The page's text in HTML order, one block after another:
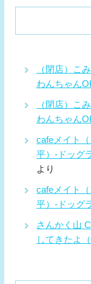
（閉店）こ
わんちゃん
（閉店）こ
わんちゃん
cafeメイト
平）-ドッグ
より
cafeメイト
平）-ドッグ
さんかく山
してきたよ（